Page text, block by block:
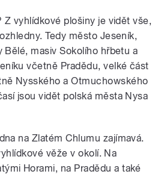
Z vyhlídkové plošiny je vidět vše,
Tedy město Jeseník,
Bělé, masiv Sokolího hřbetu a
včetně Pradědu, velké část
Nysského a Otmuchowského
jsou vidět polská města Nysa
na Zlatém Chlumu zajímavá.
věže v okolí. Na
Horami, na Pradědu a také